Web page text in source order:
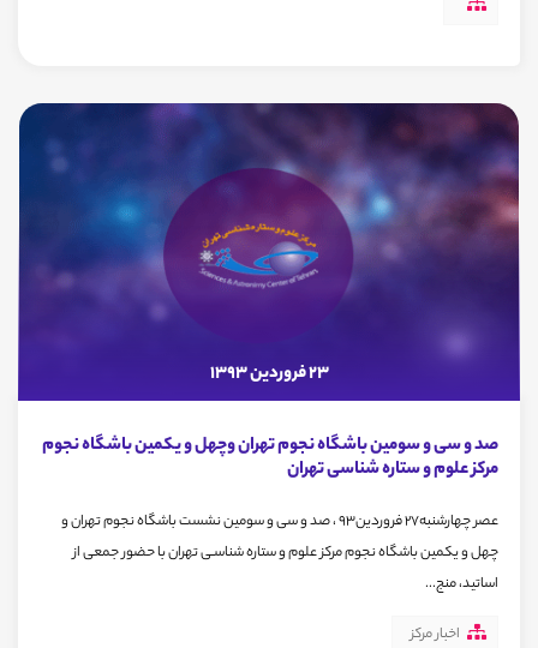
23 فروردین 1393
صد و سی و سومین باشگاه نجوم تهران وچهل و یکمین باشگاه نجوم
مرکز علوم و ستاره شناسی تهران
عصر چهارشنبه27 فروردین93 ، صد و سی و سومین نشست باشگاه نجوم تهران و
چهل و یکمین باشگاه نجوم مرکز علوم و ستاره شناسـی تهران با حضور جمعی از
اساتید، منج...
اخبار مرکز